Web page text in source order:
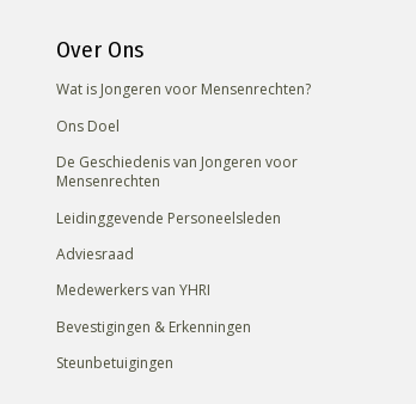
Over Ons
Wat is Jongeren voor Mensenrechten?
Ons Doel
De Geschiedenis van Jongeren voor
Mensenrechten
Leidinggevende Personeelsleden
Adviesraad
Medewerkers van YHRI
Bevestigingen & Erkenningen
Steunbetuigingen